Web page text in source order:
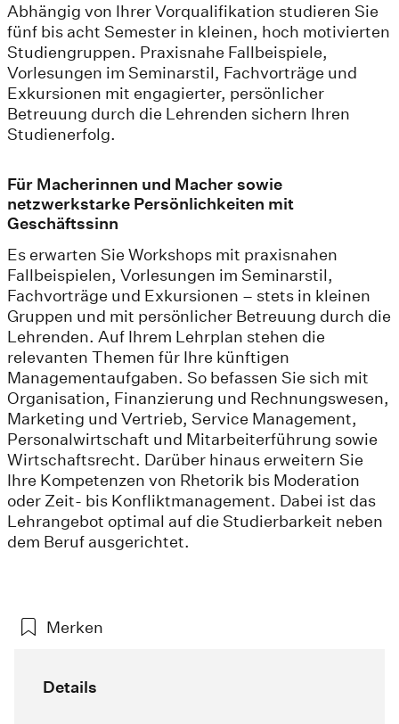
Abhängig von Ihrer Vorqualifikation studieren Sie
fünf bis acht Semester in kleinen, hoch motivierten
Studiengruppen. Praxisnahe Fallbeispiele,
Vorlesungen im Seminarstil, Fachvorträge und
Exkursionen mit engagierter, persönlicher
Betreuung durch die Lehrenden sichern Ihren
Studienerfolg.
Für Macherinnen und Macher sowie
netzwerkstarke Persönlichkeiten mit
Geschäftssinn
Es erwarten Sie Workshops mit praxisnahen
Fallbeispielen, Vorlesungen im Seminarstil,
Fachvorträge und Exkursionen – stets in kleinen
Gruppen und mit persönlicher Betreuung durch die
Lehrenden. Auf Ihrem Lehrplan stehen die
relevanten Themen für Ihre künftigen
Managementaufgaben. So befassen Sie sich mit
Organisation, Finanzierung und Rechnungswesen,
Marketing und Vertrieb, Service Management,
Personalwirtschaft und Mitarbeiterführung sowie
Wirtschaftsrecht. Darüber hinaus erweitern Sie
Ihre Kompetenzen von Rhetorik bis Moderation
oder Zeit- bis Konfliktmanagement. Dabei ist das
Lehrangebot optimal auf die Studierbarkeit neben
dem Beruf ausgerichtet.
Merken
Details